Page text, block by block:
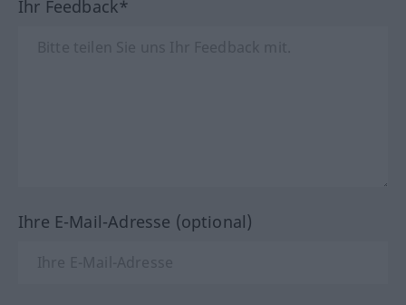
Ihr Feedback*
Ihre E-Mail-Adresse (optional)